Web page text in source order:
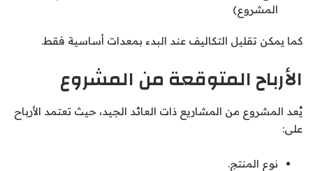
المشروع)
كما يمكن تقليل التكاليف عند البدء بمعدات أساسية فقط.
الأرباح المتوقعة من المشروع
يُعد المشروع من المشاريع ذات العائد الجيد، حيث تعتمد الأرباح
على:
نوع المنتج.